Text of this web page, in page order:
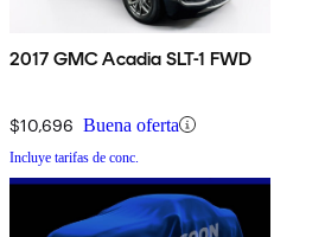
2017 GMC Acadia SLT-1 FWD
$10,696 Buena oferta
Incluye tarifas de conc.